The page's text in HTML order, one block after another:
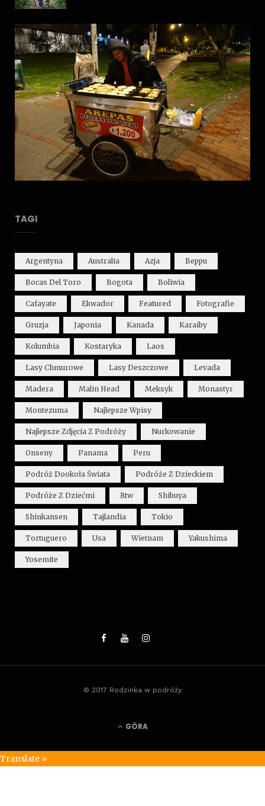
TAGI
Argentyna Australia Azja Beppu
Bocas Del Toro Bogota Boliwia
Cafayate Ekwador Featured Fotografie
Gruzja Japonia Kanada Karaiby
Kolumbia Kostaryka Laos
Lasy Chmurowe Lasy Deszczowe Levada
Madera Malin Head Meksyk Monastyr
Montezuma Najlepsze Wpisy
Najlepsze Zdjęcia Z Podróży Nurkowanie
Onseny Panama Peru
Podróż Dookoła Świata Podróże Z Dzieckiem
Podróże Z Dziećmi Rtw Shibuya
Shinkansen Tajlandia Tokio
Tortuguero Usa Wietnam Yakushima
Yosemite
© 2017 Rodzinka w podróży
GÓRA
Translate »